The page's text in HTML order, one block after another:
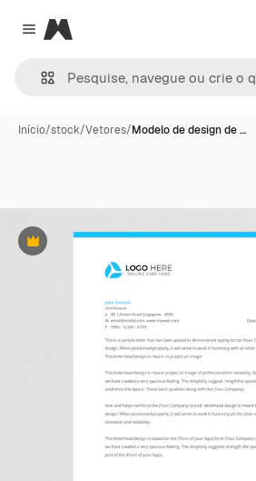
Close menu
Magnific
Início/stock/Vetores/Modelo de design de …
Premium